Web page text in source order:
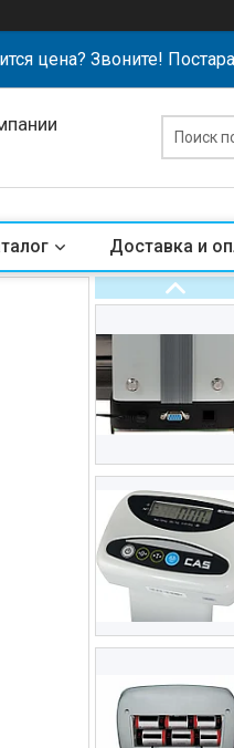
цена? Звоните!
Доставка и